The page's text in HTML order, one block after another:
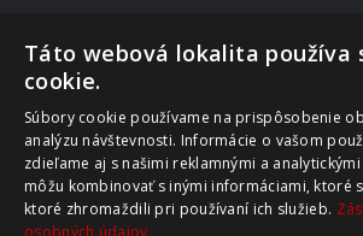
Táto webová lokalita používa
cookie.
Súbory cookie používame na prispôsobenie
analýzu návštevnosti. Informácie o vašom
zdieľame aj s našimi reklamnými a
môžu kombinovať s inými informáciami, ktoré
ktoré zhromaždili pri používaní ich služieb.
osobných údajov